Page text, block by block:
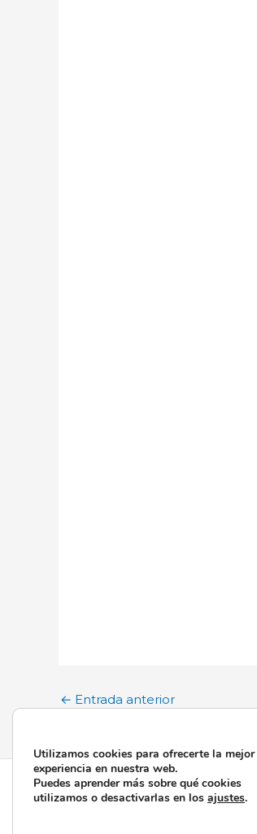
← Entrada anterior
Utilizamos cookies para ofrecerte la mejor
experiencia en nuestra web.
Puedes aprender más sobre qué cookies
utilizamos o desactivarlas en los ajustes.